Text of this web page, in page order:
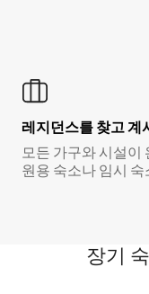
레지던스를 찾고 계
모든 가구와 시설이
원용 숙소나 임시
장기